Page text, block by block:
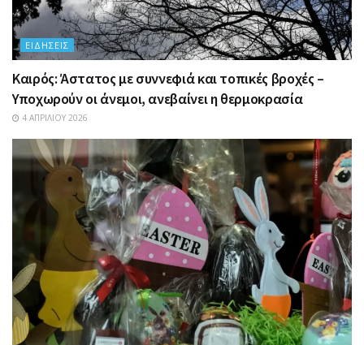
ΕΙΔΉΣΕΙΣ
Καιρός: Άστατος με συννεφιά και τοπικές βροχές –
Υποχωρούν οι άνεμοι, ανεβαίνει η θερμοκρασία
4 ΑΠΡΙΛΊΟΥ 2026